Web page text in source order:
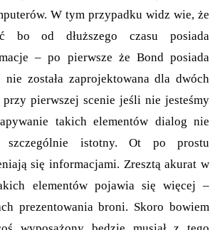
W tym przypadku widz wie, że
bo od dłuższego czasu posiada
– po pierwsze że Bond posiada
została zaprojektowana dla dwóch
przy pierwszej scenie jeśli nie jesteśmy
takich elementów dialog nie
istotny. Ot po prostu
się informacjami. Zresztą akurat w
elementów pojawia się więcej –
prezentowania broni. Skoro bowiem